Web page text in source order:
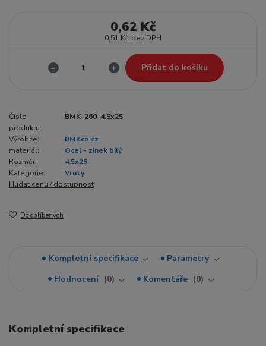
0,62 Kč
0,51 Kč bez DPH
Přidat do košíku
Číslo
produktu:
BMK-260-4.5x25
Výrobce:
BMKco.cz
materiál:
Ocel - zinek bílý
Rozměr:
4.5x25
Kategorie:
Vruty
Hlídat cenu / dostupnost
Do oblíbených
Kompletní specifikace
Parametry
Hodnocení
0 Komentáře 0
Kompletní specifikace